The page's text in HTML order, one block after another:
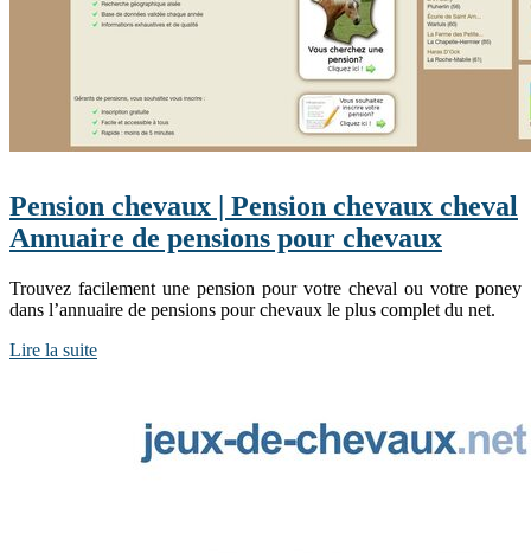
Pension chevaux | Pension chevaux cheval
Annuaire de pensions pour chevaux
Trouvez facilement une pension pour votre cheval ou votre poney
dans l’annuaire de pensions pour chevaux le plus complet du net.
Lire la suite